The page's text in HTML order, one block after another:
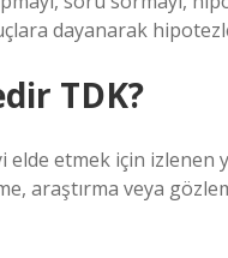
dayanarak
TDK?
elde etmek için
araştırma veya